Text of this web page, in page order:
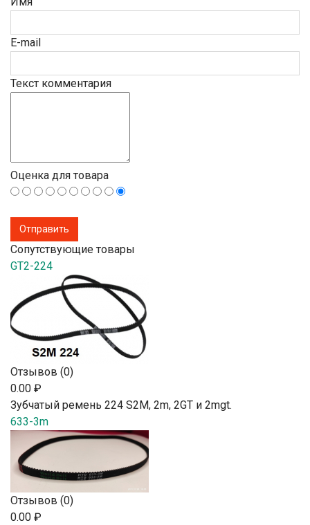
E-mail
Текст комментария
Оценка для товара
Сопутствующие товары
GT2-224
Отзывов (0)
0.00 ₽
Зубчатый ремень 224 S2М, 2m, 2GT и 2mgt.
633-3m
Отзывов (0)
0.00 ₽